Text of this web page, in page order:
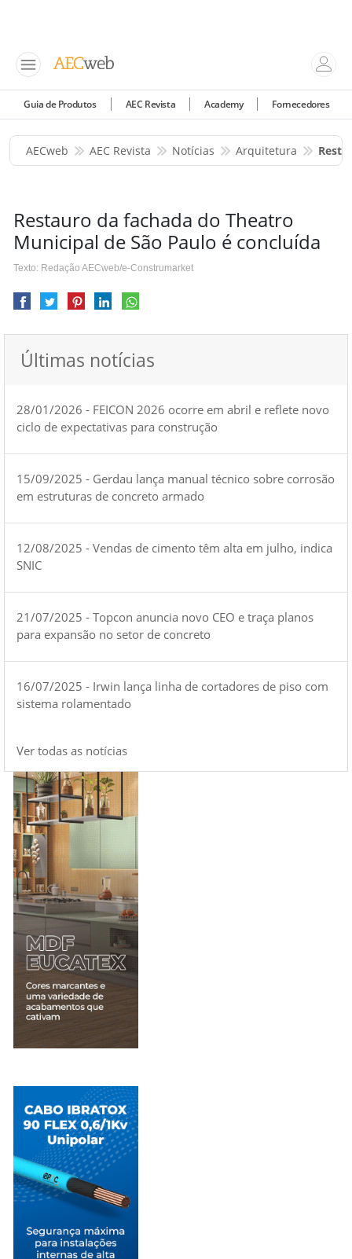
Guia de Produtos AEC Revista Academy Fornecedores
AECweb AEC Revista Notícias Arquitetura
Restauro da fachada do Theatro
Municipal de São Paulo é concluída
Texto: Redação AECweb/e-Construmarket
Últimas notícias
28/01/2026 - FEICON 2026 ocorre em abril e reflete novo
ciclo de expectativas para construção
15/09/2025 - Gerdau lança manual técnico sobre corrosão
em estruturas de concreto armado
12/08/2025 - Vendas de cimento têm alta em julho, indica
SNIC
21/07/2025 - Topcon anuncia novo CEO e traça planos
para expansão no setor de concreto
16/07/2025 - Irwin lança linha de cortadores de piso com
sistema rolamentado
Ver todas as notícias